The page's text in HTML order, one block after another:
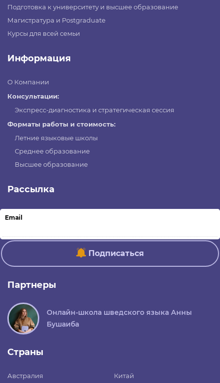
Подготовка к университету и высшее образование
Магистратура и Postgraduate
Курсы для всей семьи
Информация
О Компании
Консультации:
Экспресс-диагностика и стратегическая сессия
Форматы работы и стоимость:
Летние языковые школы
Среднее образование
Высшее образование
Рассылка
Email
Подписаться
Партнеры
Онлайн-школа шведского языка Анны
Бушаиба
Страны
Австралия
Китай